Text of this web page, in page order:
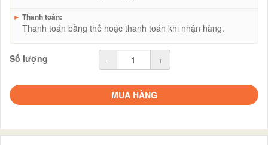
► Thanh toán:
Thanh toán bằng thẻ hoặc thanh toán khi nhận hàng.
Số lượng - +
MUA HÀNG